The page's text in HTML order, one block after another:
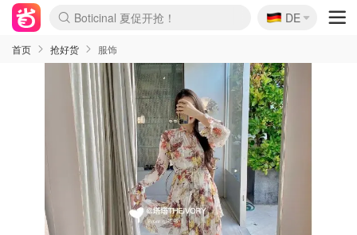
Boticinal 夏促开抢！
4折！lulu周四疯狂上新
还没结束！&OtherStories大促
Joybuy变相75折 随时失效
速领！Stanley独家85折
疑似霸哥！Camper额外叠85折
Zalando 奥莱闪促！每日更新
Moncler反季囤！5折起+叠9折
Coach Brooklyn仅€192
🇩🇪
DE
首页 抢好货 服饰